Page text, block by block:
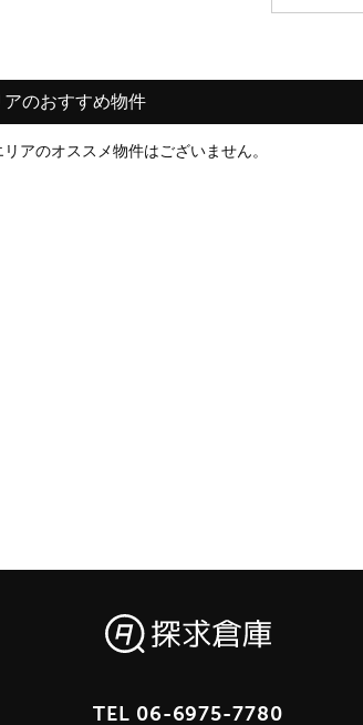
アのおすすめ物件
アのオススメ物件はございません。
TEL 06-6975-7780